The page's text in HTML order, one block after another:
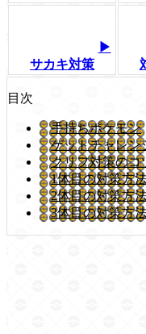
▶
サカキ対策
目次
手持ちポケモン
ゲットチャレン
クリフ対策のコ
1体目の対策方
2体目の対策方
3体目の対策方